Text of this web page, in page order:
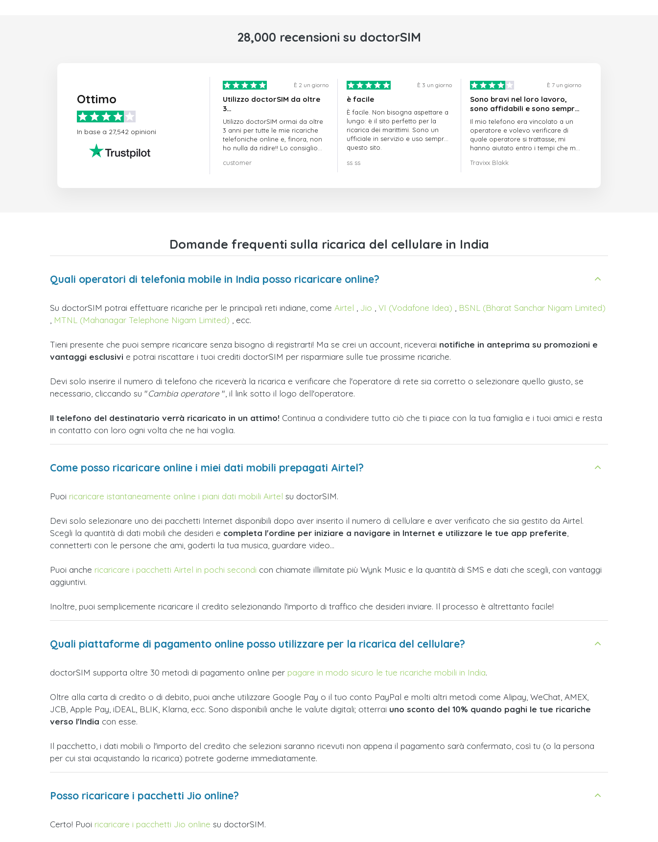
28,000 recensioni su doctorSIM
Ottimo
In base a 27,542 opinioni
È 2 un giorno
Utilizzo doctorSIM da oltre
3…
Utilizzo doctorSIM ormai da oltre
3 anni per tutte le mie ricariche
telefoniche online e, finora, non
ho nulla da ridire!! Lo consiglio
customer
È 3 un giorno
è facile
È facile. Non bisogna aspettare a
lungo: è il sito perfetto per la
ricarica dei marittimi. Sono un
ufficiale in servizio e uso sempre
questo sito.
ss ss
È 7 un giorno
Sono bravi nel loro lavoro,
sono affidabili e sono sempre
puntuali
Il mio telefono era vincolato a un
operatore e volevo verificare di
quale operatore si trattasse; mi
hanno aiutato entro i tempi che mi
Travixx Blakk
Domande frequenti sulla ricarica del cellulare in India
Quali operatori di telefonia mobile in India posso ricaricare online?
Su doctorSIM potrai effettuare ricariche per le principali reti indiane, come Airtel Jio VI (Vodafone Idea)
BSNL (Bharat Sanchar Nigam Limited)
MTNL (Mahanagar Telephone Nigam Limited) , ecc.
Tieni presente che puoi sempre ricaricare senza bisogno di registrarti! Ma se crei un account, riceverai notifiche in anteprima su promozioni e
vantaggi esclusivi e potrai riscattare i tuoi crediti doctorSIM per risparmiare sulle tue prossime ricariche.
Devi solo inserire il numero di telefono che riceverà la ricarica e verificare che l'operatore di rete sia corretto o selezionare quello giusto, se
necessario, cliccando su "Cambia operatore ", il link sotto il logo dell'operatore.
Il telefono del destinatario verrà ricaricato in un attimo! Continua a condividere tutto ciò che ti piace con la tua famiglia e i tuoi amici e resta
in contatto con loro ogni volta che ne hai voglia.
Come posso ricaricare online i miei dati mobili prepagati Airtel?
Puoi ricaricare istantaneamente online i piani dati mobili Airtel su doctorSIM.
Devi solo selezionare uno dei pacchetti Internet disponibili dopo aver inserito il numero di cellulare e aver verificato che sia gestito da Airtel.
Scegli la quantità di dati mobili che desideri e completa l'ordine per iniziare a navigare in Internet e utilizzare le tue app preferite
connetterti con le persone che ami, goderti la tua musica, guardare video...
Puoi anche ricaricare i pacchetti Airtel in pochi secondi con chiamate illimitate più Wynk Music e la quantità di SMS e dati che scegli, con vantaggi
aggiuntivi.
Inoltre, puoi semplicemente ricaricare il credito selezionando l'importo di traffico che desideri inviare. Il processo è altrettanto facile!
Quali piattaforme di pagamento online posso utilizzare per la ricarica del cellulare?
doctorSIM supporta oltre 30 metodi di pagamento online per pagare in modo sicuro le tue ricariche mobili in India.
Oltre alla carta di credito o di debito, puoi anche utilizzare Google Pay o il tuo conto PayPal e molti altri metodi come Alipay, WeChat, AMEX,
JCB, Apple Pay, iDEAL, BLIK, Klarna, ecc. Sono disponibili anche le valute digitali; otterrai uno sconto del 10% quando paghi le tue ricariche
verso l'India con esse.
Il pacchetto, i dati mobili o l'importo del credito che selezioni saranno ricevuti non appena il pagamento sarà confermato, così tu (o la persona
per cui stai acquistando la ricarica) potrete goderne immediatamente.
Posso ricaricare i pacchetti Jio online?
Certo! Puoi ricaricare i pacchetti Jio online su doctorSIM.